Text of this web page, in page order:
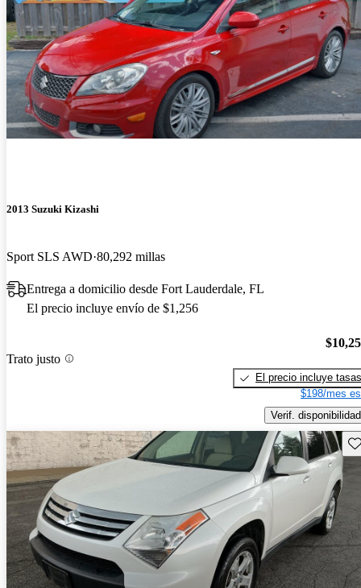
2013 Suzuki Kizashi
Sport SLS AWD 80,292 millas
Entrega a domicilio desde Fort Lauderdale, FL
El precio incluye envío de $1,256
Trato justo
El precio incluye tasas
$198/mes
Verif. disponibilidad